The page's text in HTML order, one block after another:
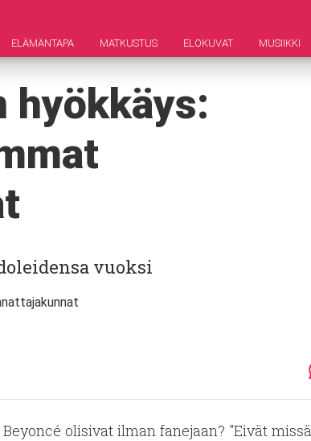
ELÄMÄNTAPA MATKUSTUS ELOKUVAT MUSIIKKI
hyökkäys:
vuoksi
olisivat ilman fanejaan? "Eivät